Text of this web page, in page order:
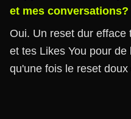
et mes conversations?
Oui. Un reset dur
et tes Likes You pour
qu'une fois le reset